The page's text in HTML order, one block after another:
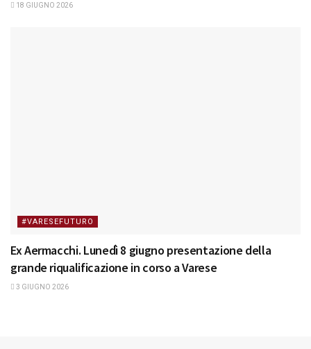
18 GIUGNO 2026
#VARESEFUTURO
Ex Aermacchi. Lunedì 8 giugno presentazione della
grande riqualificazione in corso a Varese
3 GIUGNO 2026